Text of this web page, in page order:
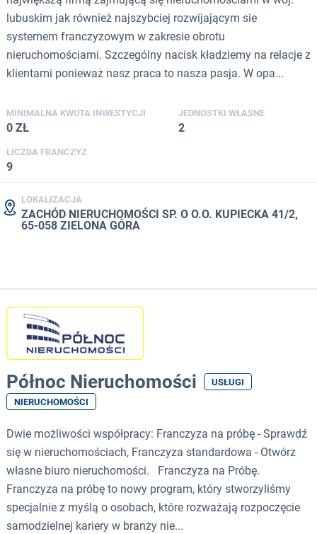
lubuskim jak również najszybciej rozwijającym sie
systemem franczyzowym w zakresie obrotu
nieruchomościami. Szczególny nacisk kładziemy na relacje z
klientami ponieważ nasz praca to nasza pasja. W opa...
MINIMALNA KWOTA INWESTYCJI
0 ZŁ
JEDNOSTKI WŁASNE
2
LICZBA FRANCZYZ
9
LOKALIZACJA
ZACHÓD NIERUCHOMOŚCI SP. O O.O. KUPIECKA 41/2,
65-058 ZIELONA GÓRA
Północ Nieruchomości
USŁUGI
NIERUCHOMOŚCI
Dwie możliwości współpracy: Franczyza na próbę - Sprawdź
się w nieruchomościach, Franczyza standardowa - Otwórz
własne biuro nieruchomości. Franczyza na Próbę.
Franczyza na próbę to nowy program, który stworzyliśmy
specjalnie z myślą o osobach, które rozważają rozpoczęcie
samodzielnej kariery w branży nie...